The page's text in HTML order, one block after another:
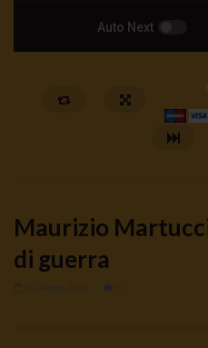
Auto Next
Maurizio
di guerra